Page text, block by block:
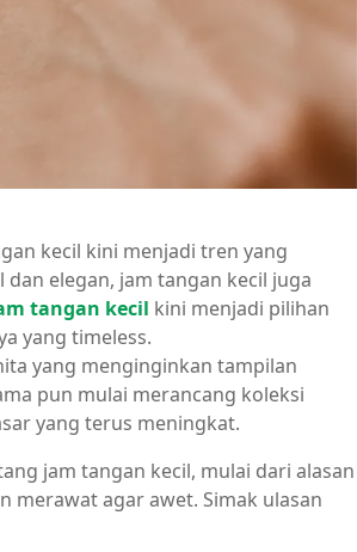
kecil kini menjadi tren yang
elegan, jam tangan kecil juga
tangan kecil kini menjadi pilihan
yang timeless.
yang menginginkan tampilan
pun mulai merancang koleksi
yang terus meningkat.
jam tangan kecil, mulai dari alasan
merawat agar awet. Simak ulasan